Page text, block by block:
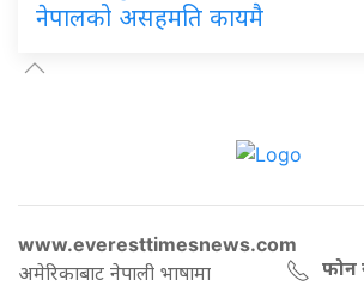
नेपालको असहमति कायमै
www.everesttimesnews.com
अमेरिकाबाट नेपाली भाषामा
फोन